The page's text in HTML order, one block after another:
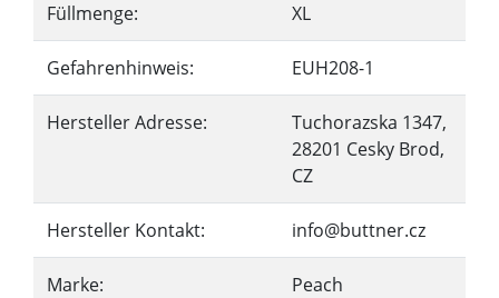
Füllmenge: XL
Gefahrenhinweis: EUH208-1
Hersteller Adresse:
Tuchorazska 1347,
28201 Cesky Brod,
CZ
Hersteller Kontakt: info@buttner.cz
Marke: Peach